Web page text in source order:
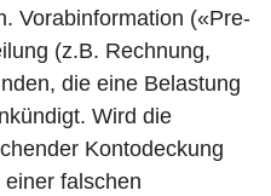
Vorabinformation («Pre-
(z.B. Rechnung,
die eine Belastung
Wird die
Kontodeckung
falschen